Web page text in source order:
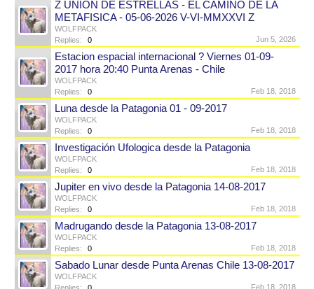
Z UNION DE ESTRELLAS - EL CAMINO DE LA
METAFISICA - 05-06-2026 V-VI-MMXXVI Z
WOLFPACK
Replies:
0 Jun 5, 2026
Estacion espacial internacional ? Viernes 01-09-
2017 hora 20:40 Punta Arenas - Chile
WOLFPACK
Replies:
0 Feb 18, 2018
Luna desde la Patagonia 01 - 09-2017
WOLFPACK
Replies:
0 Feb 18, 2018
Investigación Ufologica desde la Patagonia
WOLFPACK
Replies:
0 Feb 18, 2018
Jupiter en vivo desde la Patagonia 14-08-2017
WOLFPACK
Replies:
0 Feb 18, 2018
Madrugando desde la Patagonia 13-08-2017
WOLFPACK
Replies:
0 Feb 18, 2018
Sabado Lunar desde Punta Arenas Chile 13-08-2017
WOLFPACK
Feb 18, 2018